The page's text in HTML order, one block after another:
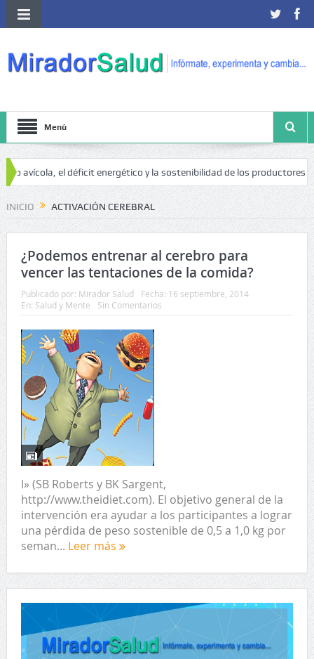
Menú
avícola, el déficit energético y la sostenibilidad de los productores
INICIO ACTIVACIÓN CEREBRAL
¿Podemos entrenar al cerebro para
vencer las tentaciones de la comida?
Publicado por: Mirador Salud Fecha: 16 septiembre, 2014
En: Salud y Mente Sin Comentarios
I» (SB Roberts y BK Sargent,
http://www.theidiet.com). El objetivo general de la
intervención era ayudar a los participantes a lograr
una pérdida de peso sostenible de 0,5 a 1,0 kg por
seman... Leer más